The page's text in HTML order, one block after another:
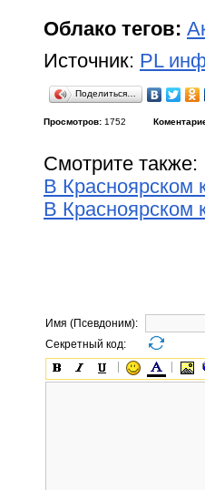
Облако тегов:
Источник: PL
Поделиться…
Просмотров: 1752
Смотрите также:
В Красноярском
В Красноярском
Имя (Псевдоним):
Секретный код: